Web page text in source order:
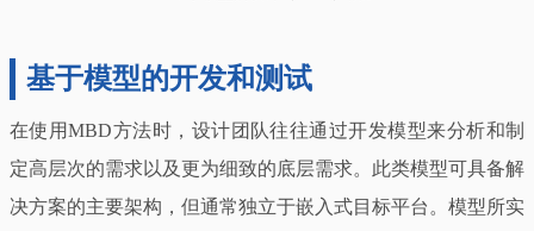
基于模型的开发和测试
在使用MBD方法时，设计团队往往通过开发模型来分析和制
定高层次的需求以及更为细致的底层需求。此类模型可具备解
决方案的主要架构，但通常独立于嵌入式目标平台。模型所实